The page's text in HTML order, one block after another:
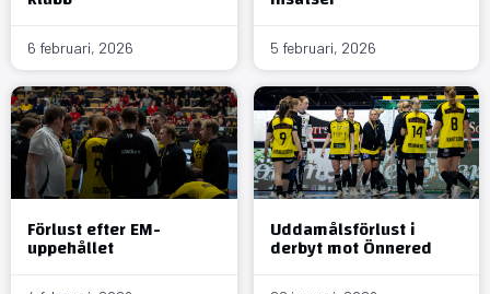
6 februari, 2026 5 februari, 2026
Förlust efter EM-
uppehållet
Uddamålsförlust i
derbyt mot Önnered